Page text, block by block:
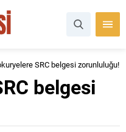
SRC belgesi zorunluluğu!
belgesi